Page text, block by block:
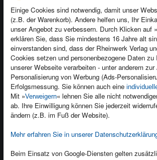
Einige Cookies sind notwendig, damit unser
(z.B. der Warenkorb). Andere helfen uns, Ihr
unser Angebot zu verbessern. Durch Klicken auf »
erklären Sie, dass Sie mindestens 16 Jahre alt
einverstanden sind, dass der Rheinwerk Verlag
Cookies setzen und personenbezogene Daten zu
unserer Webseite verarbeiten - unter anderem
Personalisierung von Werbung (Ads-
Erfolgsmessung. Sie können auch eine
Mit »Verweigern« lehnen Sie alle nicht
ab. Ihre Einwilligung können Sie jederzeit
ändern (z.B. im Fuß der Website).
Mehr erfahren Sie in unserer
Beim Einsatz von Google-Diensten gelten
Kontakt
Newsletter
Für Unternehmen
Presseservice
Dozentenservice
Foreign
Ein Buch
Kundenservice
Wir sind gerne für Sie da!